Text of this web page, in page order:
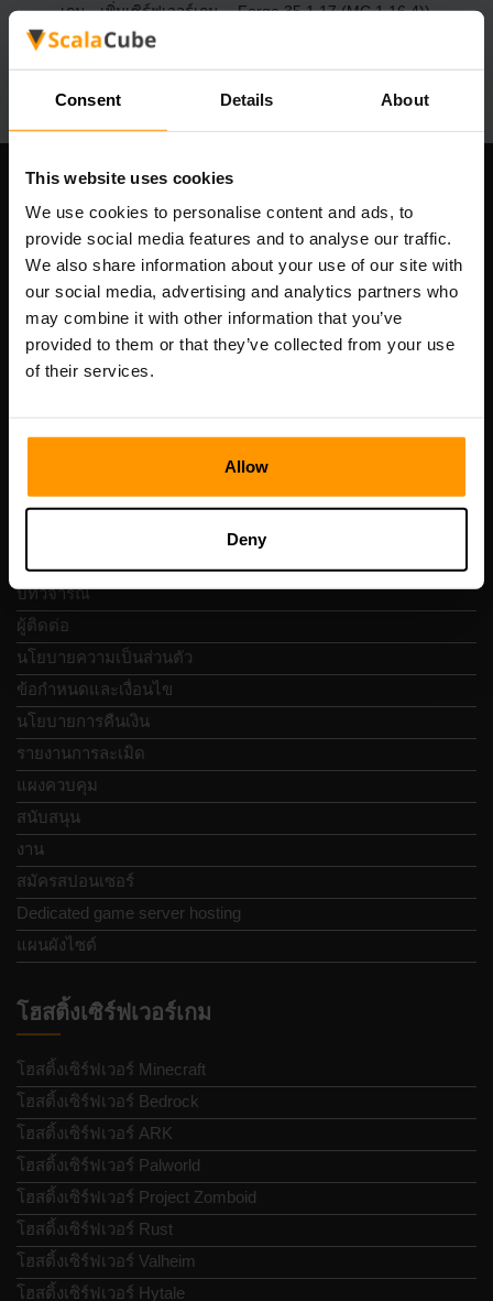
Consent Details About
This website uses cookies
We use cookies to personalise content and ads, to
provide social media features and to analyse our traffic.
We also share information about your use of our site with
our social media, advertising and analytics partners who
may combine it with other information that you’ve
provided to them or that they’ve collected from your use
of their services.
Allow
Deny
เกม→เพิ่มเซิร์ฟเวอร์เกม→ Forge 35.1.17 (MC 1.16.4))
สนุกกับการเล่นบนเซิร์ฟเวอร์!
Scalable Hosting Solutions OÜ
เลขที่จดทะเบียน: 14652605
เลขที่ผู้เสียภาษี: EE102133820
ที่อยู่: Harju maakond, Tallinn, Kesklinna linnaosa,
การนำทางแบบรวดเร็ว
บทวิจารณ์
ผู้ติดต่อ
นโยบายความเป็นส่วนตัว
ข้อกำหนดและเงื่อนไข
นโยบายการคืนเงิน
รายงานการละเมิด
แผงควบคุม
สนับสนุน
งาน
สมัครสปอนเซอร์
Dedicated game server hosting
แผนผังไซต์
โฮสติ้งเซิร์ฟเวอร์เกม
โฮสติ้งเซิร์ฟเวอร์ Minecraft
โฮสติ้งเซิร์ฟเวอร์ Bedrock
โฮสติ้งเซิร์ฟเวอร์ ARK
โฮสติ้งเซิร์ฟเวอร์ Palworld
โฮสติ้งเซิร์ฟเวอร์ Project Zomboid
โฮสติ้งเซิร์ฟเวอร์ Rust
โฮสติ้งเซิร์ฟเวอร์ Valheim
โฮสติ้งเซิร์ฟเวอร์ Hytale